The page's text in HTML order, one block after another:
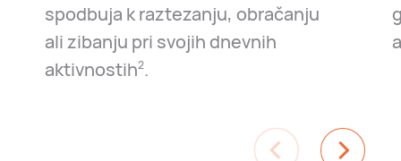
spodbuja k raztezanju, obračanju
ali zibanju pri svojih dnevnih
aktivnostih⁠2.